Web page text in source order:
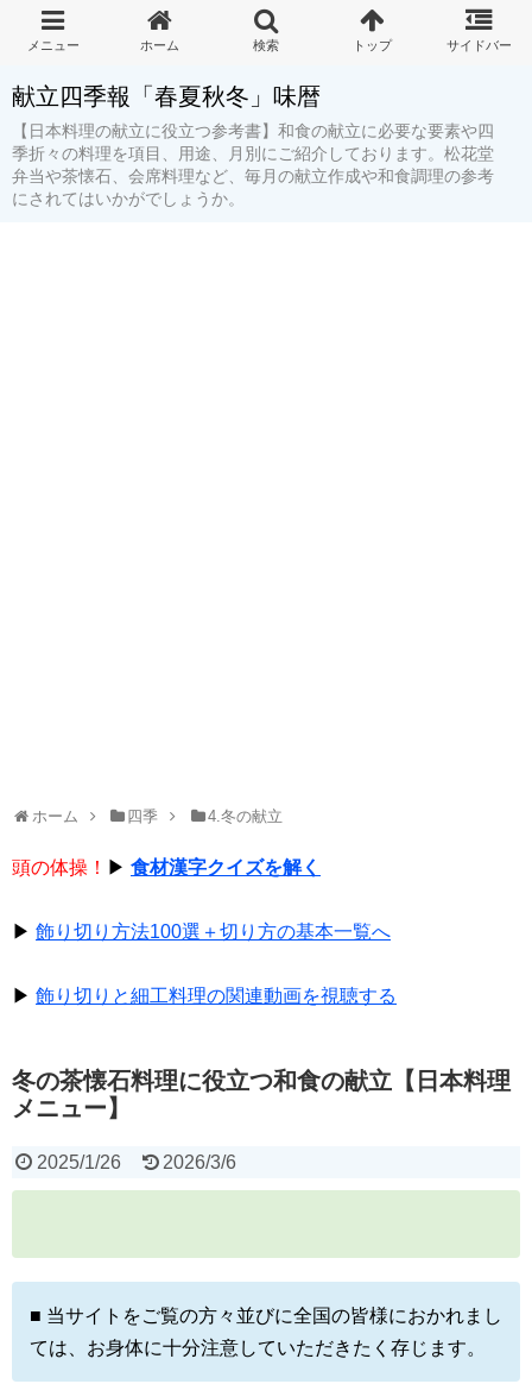
献立四季報「春夏秋冬」味暦
【日本料理の献立に役立つ参考書】和食の献立に必要な要素や四
季折々の料理を項目、用途、月別にご紹介しております。松花堂
弁当や茶懐石、会席料理など、毎月の献立作成や和食調理の参考
にされてはいかがでしょうか。
ホーム 四季 4.冬の献立
頭の体操！ ▶ 食材漢字クイズを解く
▶ 飾り切り方法100選＋切り方の基本一覧へ
▶ 飾り切りと細工料理の関連動画を視聴する
冬の茶懐石料理に役立つ和食の献立【日本料理
メニュー】
2025/1/26 2026/3/6
■ 当サイトをご覧の方々並びに全国の皆様におかれまし
ては、お身体に十分注意していただきたく存じます。